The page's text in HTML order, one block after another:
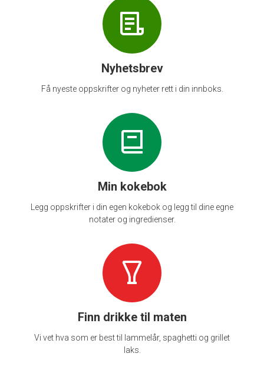
Nyhetsbrev
Få nyeste oppskrifter og nyheter rett i din innboks.
Min kokebok
Legg oppskrifter i din egen kokebok og legg til dine egne
notater og ingredienser.
Finn drikke til maten
Vi vet hva som er best til lammelår, spaghetti og grillet
laks.